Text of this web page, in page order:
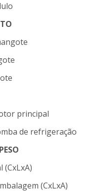
principal
de refrigeração
(CxLxA)
(CxLxA)